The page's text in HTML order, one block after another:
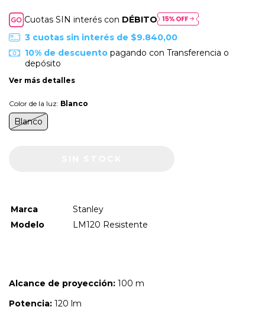
Cuotas SIN interés con DÉBITO
3 cuotas sin interés de $9.840,00
10% de descuentopagando con Transferencia o
depósito
Ver más detalles
Color de la luz: Blanco
Blanco
Marca
Stanley
Modelo
LM120 Resistente
Alcance de proyección: 100 m
Potencia: 120 lm